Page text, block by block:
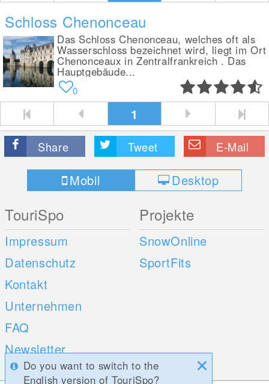
Schloss Chenonceau
Das Schloss Chenonceau, welches oft als
Wasserschloss bezeichnet wird, liegt im Ort
Chenonceaux in Zentralfrankreich . Das
Hauptgebäude...
0
1
Share Tweet E-Mail
Mobil Desktop
TouriSpo
Impressum
Datenschutz
Kontakt
Unternehmen
FAQ
Newsletter
Umfragen
Projekte
SnowOnline
SportFits
Do you want to switch to the
English version of TouriSpo?